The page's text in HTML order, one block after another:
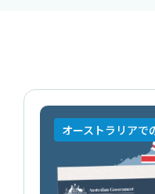
オーストラリアで